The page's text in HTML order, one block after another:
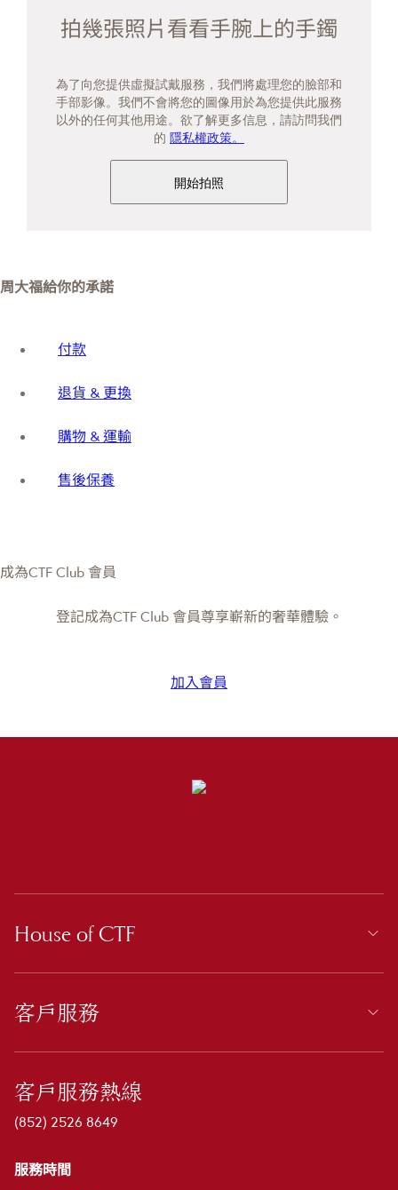
拍幾張照片看看手腕上的手鐲
為了向您提供虛擬試戴服務，我們將處理您的臉部和
手部影像。我們不會將您的圖像用於為您提供此服務
以外的任何其他用途。欲了解更多信息，請訪問我們
的 隱私權政策。
開始拍照
周大福給你的承諾
付款
退貨 & 更換
購物 & 運輸
售後保養
成為CTF Club 會員
登記成為CTF Club 會員尊享嶄新的奢華體驗。
加入會員
House of CTF
客戶服務
客戶服務熱線
(852) 2526 8649
服務時間